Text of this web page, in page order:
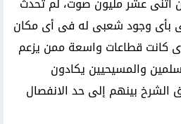
بأى وجود شعبى له فى أى مكان
كانت قطاعات واسعة ممن يزعم
والمسيحيين يكادون
بينهم إلى حد الانفصال